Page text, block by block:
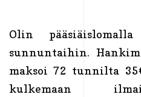
Olin
sunnuntaihin.
maksoi 72 tunnilta
kulkemaan